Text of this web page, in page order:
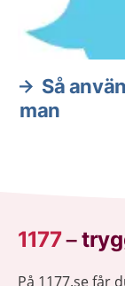
Så
man
1177–
På 1177.se får